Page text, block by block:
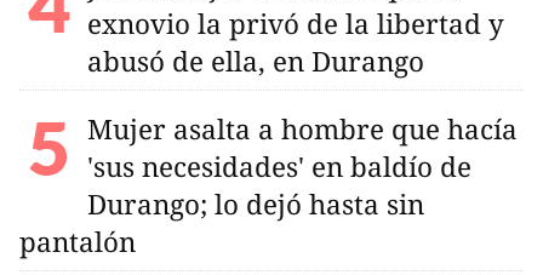
exnovio la privó de la libertad y
abusó de ella, en Durango
Mujer asalta a hombre que hacía
'sus necesidades' en baldío de
Durango; lo dejó hasta sin
pantalón